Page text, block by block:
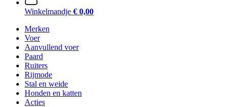
Winkelmandje € 0,00
Merken
Voer
Aanvullend voer
Paard
Ruiters
Rijmode
Stal en weide
Honden en katten
Acties